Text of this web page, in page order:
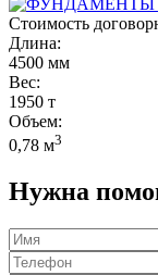
Стоимость
Длина:
4500 мм
Вес:
1950 т
Объем:
0,78 м3
Нужна